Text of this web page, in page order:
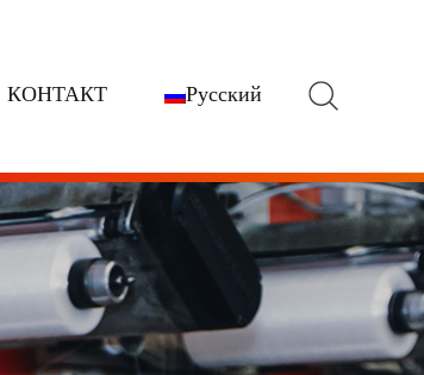
КОНТАКТ Русский